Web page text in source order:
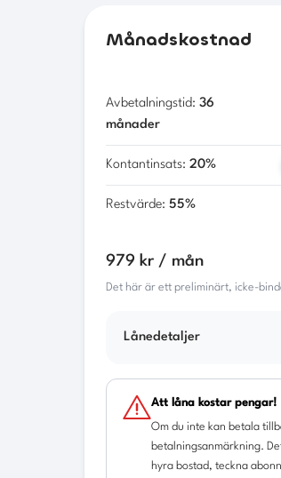
Månadskostnad
Avbetalningstid: 36
månader
Kontantinsats: 20%
Restvärde: 55%
979 kr / mån
Det här är ett preliminärt, icke-
Lånedetaljer
Bilens pris
Kontantinsats
Lånebelopp
Att låna kostar pengar!
Om du inte kan betala
betalningsanmärkning.
hyra bostad, teckna